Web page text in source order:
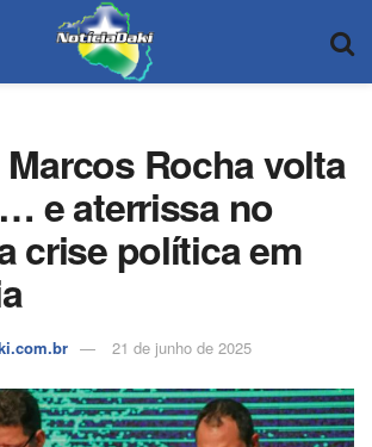
Rocha volta
e aterrissa no
crise política em
21 de junho de 2025